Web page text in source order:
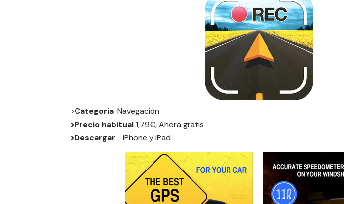
>Categoria Navegación
>Precio habitual1,79€, Ahora gratis
>Descargar iPhone yiPad